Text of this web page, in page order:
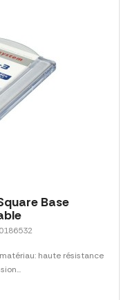
Base
haute résistance